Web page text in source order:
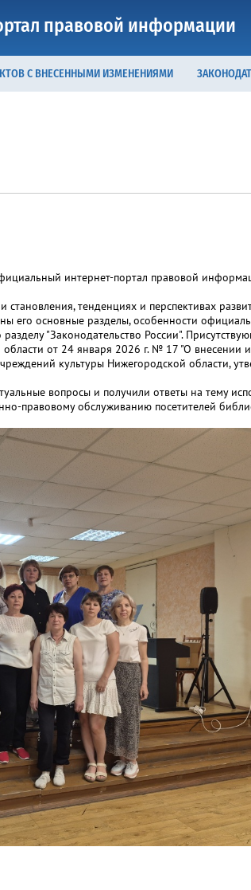
правовой информации
С ВНЕСЕННЫМИ ИЗМЕНЕНИЯМИ
интернет-портал правовой
тенденциях и перспективах
его основные разделы, особенности
"Законодательство России".
от 24 января 2026 г. № 17 "О
культуры Нижегородской области,
вопросы и получили ответы на тему
правовому обслуживанию посетителей